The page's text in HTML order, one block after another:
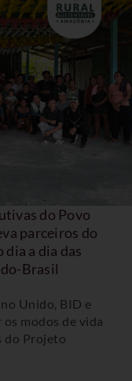
do Povo
parceiros do
a dia das
Brasil
Unido, BID e
os modos de vida
do Projeto